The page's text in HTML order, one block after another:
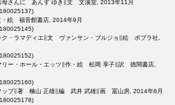
母さんに あんず ゆき∥文 文溪堂, 2013年11月
絵 福音館書店, 2014年9月
・ラマディエ∥文 ヴァンサン・ブルジョ∥絵 ポプラ社,
ー・ホール・エッツ∥作・絵 松岡 享子∥訳 徳間書店,
ップ∥著 楠山 正雄∥編 武井 武雄∥画 冨山房, 2014年6月